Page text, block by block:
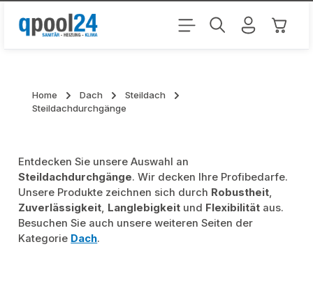
Zum Hauptinhalt springen
Home Dach
Steildach
Steildachdurchgänge
Entdecken Sie unsere Auswahl an
Steildachdurchgänge. Wir decken Ihre Profibedarfe.
Unsere Produkte zeichnen sich durch Robustheit,
Zuverlässigkeit, Langlebigkeit und Flexibilität aus.
Besuchen Sie auch unsere weiteren Seiten der
Kategorie Dach.